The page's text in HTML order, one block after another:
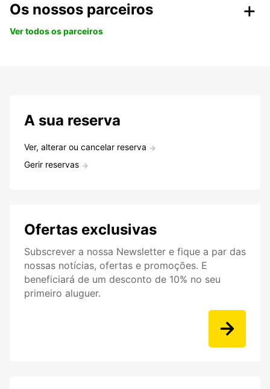
Os nossos parceiros
Ver todos os parceiros
A sua reserva
Ver, alterar ou cancelar reserva
Gerir reservas
Ofertas exclusivas
Subscrever a nossa Newsletter e fique a par das
nossas notícias, ofertas e promoções. E
beneficiará de um desconto de 10% no seu
primeiro aluguer.